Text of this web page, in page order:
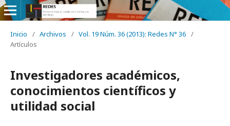
Inicio / Archivos / Vol. 19 Núm. 36 (2013): Redes N° 36 /
Artículos
Investigadores académicos,
conocimientos científicos y
utilidad social